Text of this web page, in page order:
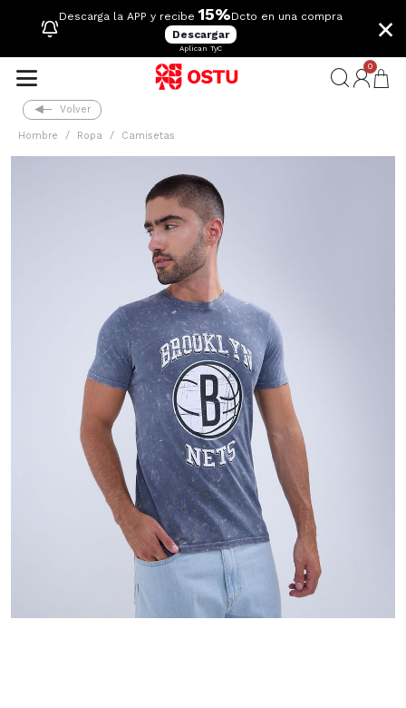
Descarga la APP y recibe 15%Dcto en una compra
Descargar
Aplican TyC
×
0
Volver
Hombre Ropa Camisetas